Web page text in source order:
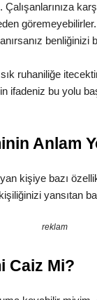
benliğinizi
ruhaniliğe
ifadeniz bu yolu
Anlam
kişiye bazı
yansıtan
reklam
Caiz Mi?